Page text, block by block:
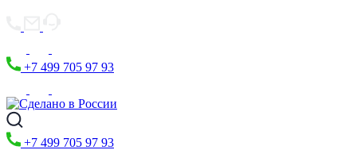
+7 499 705 97 93
+7 499 705 97 93